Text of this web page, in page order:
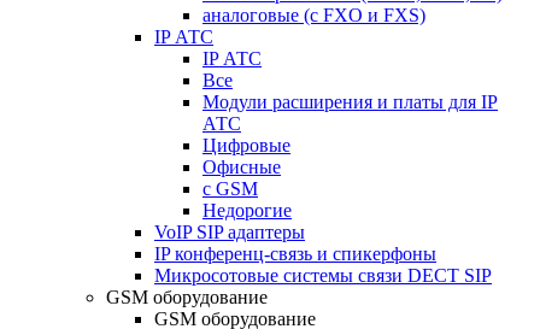
аналоговые (с FXO и FXS)
IP АТС
IP АТС
Все
Модули расширения и платы для IP
АТС
Цифровые
Офисные
с GSM
Недорогие
VoIP SIP адаптеры
IP конференц-связь и спикерфоны
Микросотовые системы связи DECT SIP
GSM оборудование
GSM оборудование